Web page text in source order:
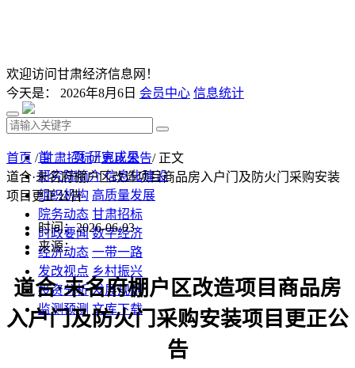
欢迎访问甘肃经济信息网！
今天是： 2026年8月6日 会员中心 信息统计
首 页 研究成果
研究院简介 信息化建设
组织机构 高质量发展
院务动态 甘肃招标
时政要闻 数字经济
经济动态 一带一路
发改视点 乡村振兴
投资分析 发展规划
监测预测 文库下载
首页 /甘肃招标/更正公告/ 正文
道合·未名府棚户区改造项目商品房入户门及防火门采购安装
项目更正公告
时间：2026-06-03
来源：
道合·未名府棚户区改造项目商品房
入户门及防火门采购安装项目更正公
告